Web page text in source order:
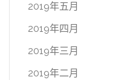
2019年五月
2019年四月
2019年三月
2019年二月